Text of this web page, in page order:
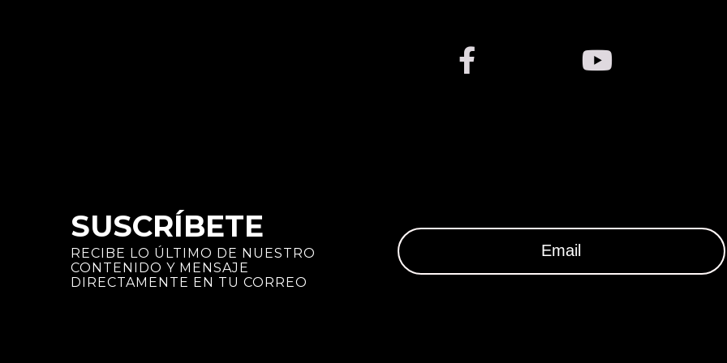
SUSCRÍBETE
RECIBE LO ÚLTIMO DE NUESTRO
CONTENIDO Y MENSAJE
DIRECTAMENTE EN TU CORREO